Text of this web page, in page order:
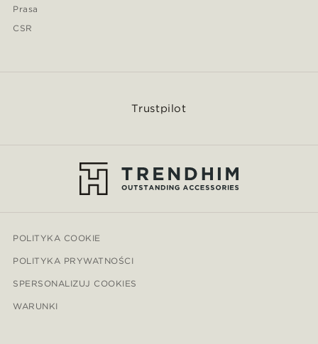
Prasa
CSR
Trustpilot
POLITYKA COOKIE
POLITYKA PRYWATNOŚCI
SPERSONALIZUJ COOKIES
WARUNKI